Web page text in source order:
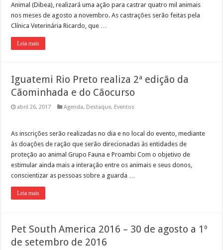
Animal (Dibea), realizará uma ação para castrar quatro mil animais
nos meses de agosto a novembro. As castrações serão feitas pela
Clínica Veterinária Ricardo, que …
Leia mais
Iguatemi Rio Preto realiza 2ª edição da
Cãominhada e do Cãocurso
abril 26, 2017 Agenda, Destaque, Eventos
As inscrições serão realizadas no dia e no local do evento, mediante
às doações de ração que serão direcionadas às entidades de
proteção ao animal Grupo Fauna e Proambi Com o objetivo de
estimular ainda mais a interação entre os animais e seus donos,
conscientizar as pessoas sobre a guarda …
Leia mais
Pet South America 2016 – 30 de agosto a 1º
de setembro de 2016